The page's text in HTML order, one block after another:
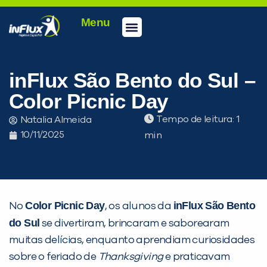
Menu
inFlux São Bento do Sul –
Color Picnic Day
Natalia Almeida
10/11/2025
Tempo de leitura:
NoColor Picnic Day, os alunos da inFlux São Bento
do Sul se divertiram, brincaram e saborearam
muitas delícias, enquanto aprendiam curiosidades
sobre o feriado de Thanksgivinge praticavam
PEÇA UMA DEMONSTRAÇÃO DE MÉTODO